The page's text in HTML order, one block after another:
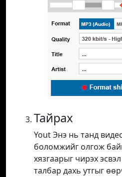
Тайрах
Yout Энэ нь танд
боломжийг олгож
хязгаарыг чирэх
талбар дахь утгыг